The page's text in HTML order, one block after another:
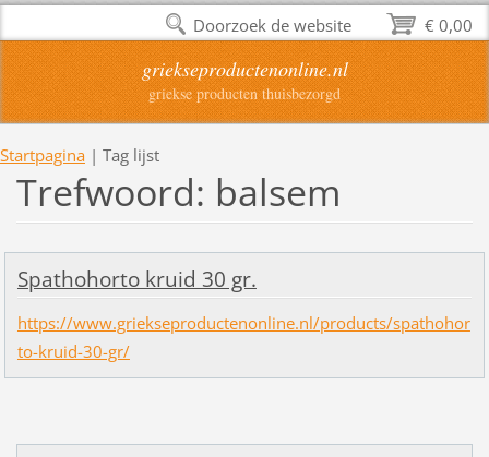
griekseproductenonline.nl
griekse producten thuisbezorgd
Startpagina | Tag lijst
Trefwoord: balsem
Spathohorto kruid 30 gr.
https://www.griekseproductenonline.nl/products/spathohor
to-kruid-30-gr/
€ 0,00
Doorzoek de website